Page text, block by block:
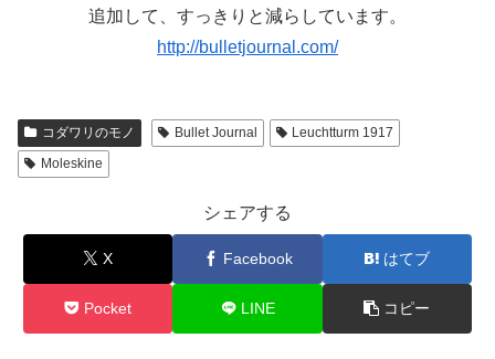
追加して、すっきりと減らしています。
http://bulletjournal.com/
コダワリのモノ Bullet Journal
Leuchtturm 1917
Moleskine
シェアする
X Facebook はてブ
Pocket LINE コピー